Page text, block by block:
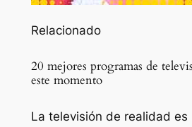
Relacionado
20 mejores programas de
este momento
La televisión de realidad es